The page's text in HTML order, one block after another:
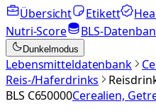
Übersicht
Etikett
Nutri-Score
BLS-
Dunkelmodus
Lebensmitteldatenbank
Reis-/Haferdrinks
BLS C650000Cerealien,